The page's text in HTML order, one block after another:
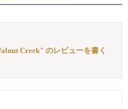
Creek" のレビューを書く